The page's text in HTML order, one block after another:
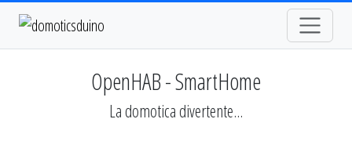
OpenHAB - SmartHome
La domotica divertente...